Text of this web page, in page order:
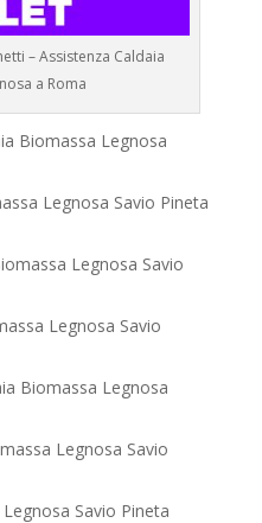
– Assistenza Caldaia
a Roma
Biomassa Legnosa
Legnosa Savio Pineta
Legnosa Savio
Legnosa Savio
Biomassa Legnosa
Legnosa Savio
Savio Pineta